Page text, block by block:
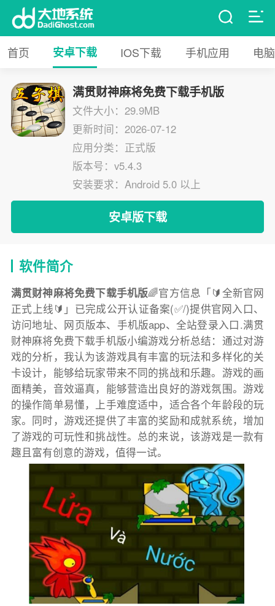
首页 安卓下载 IOS下载 手机应用 电
满贯财神麻将免费下载手机版
文件大小：29.9MB
更新时间：2026-07-12
应用分类：正式版
版本号：v5.4.3
安装要求：Android 5.0 以上
安卓版下载
软件简介
满贯财神麻将免费下载手机版🌈官方信息「🔰全新官网
正式上线🔰」已完成公开认证备案(✅/)提供官网入口、
访问地址、网页版本、手机版app、全站登录入口.满贯
财神麻将免费下载手机版小编游戏分析总结：通过对游
戏的分析，我认为该游戏具有丰富的玩法和多样化的关
卡设计，能够给玩家带来不同的挑战和乐趣。游戏的画
面精美，音效逼真，能够营造出良好的游戏氛围。游戏
的操作简单易懂，上手难度适中，适合各个年龄段的玩
家。同时，游戏还提供了丰富的奖励和成就系统，增加
了游戏的可玩性和挑战性。总的来说，该游戏是一款有
趣且富有创意的游戏，值得一试。